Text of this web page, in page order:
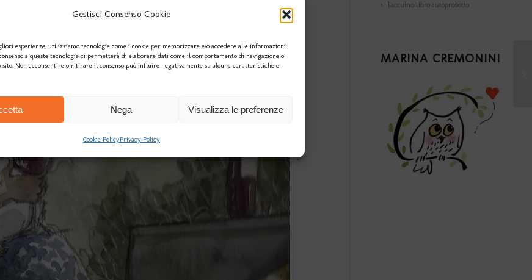
Gestisci Consenso Cookie
esperienze, utilizziamo tecnologie come i cookie per memorizzare e/o accedere alle informazioni
a queste tecnologie ci permetterà di elaborare dati come il comportamento di navigazione o
sito. Non acconsentire o ritirare il consenso può influire negativamente su alcune caratteristiche e
Nega Visualizza le preferenze
Cookie PolicyPrivacy Policy
Taccuino/libro autoprodotto
MARINA CREMONINI